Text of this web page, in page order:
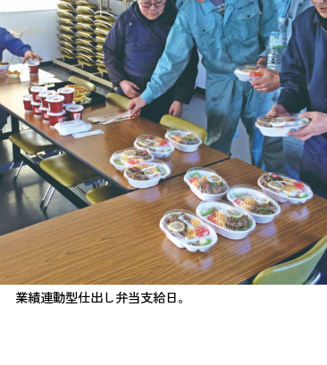
業績連動型仕出し弁当支給日。